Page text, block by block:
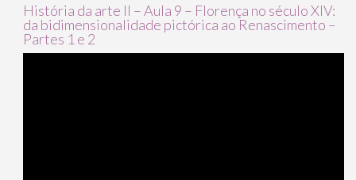
História da arte II – Aula 9 – Florença no século XIV:
da bidimensionalidade pictórica ao Renascimento –
Partes 1 e 2